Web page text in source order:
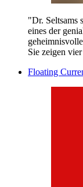
"Dr. Seltsams
eines der
Sie zeigen
Floating